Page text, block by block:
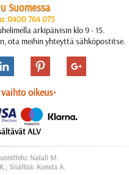
Suomessa
0400 764 075
arkipäivisin klo 9 - 15.
ota meihin yhteyttä sähköpostitse.
oikeus•
ALV
Natali M.
Sisältöä: Konsta A.